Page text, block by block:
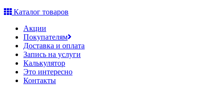
Каталог товаров
Акции
Покупателям
Доставка и оплата
Запись на услуги
Калькулятор
Это интересно
Контакты